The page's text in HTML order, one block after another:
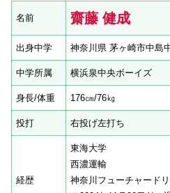
名前 齋藤 健成
出身中学 神奈川県 茅ヶ崎市中島
中学所属 横浜泉中央ボーイズ
身長/体重 176㎝/76㎏
投打 右投げ左打ち
経歴
東海大学
西濃運輸
神奈川フューチャード